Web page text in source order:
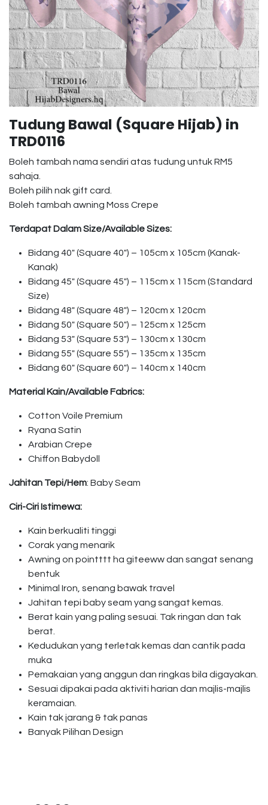
Tudung Bawal (Square Hijab) in
TRD0116
Boleh tambah nama sendiri atas tudung untuk RM5
sahaja.
Boleh pilih nak gift card.
Boleh tambah awning Moss Crepe
Terdapat Dalam Size/Available Sizes:
Bidang 40″ (Square 40″) – 105cm x 105cm (Kanak-
Kanak)
Bidang 45″ (Square 45″) – 115cm x 115cm (Standard
Size)
Bidang 48″ (Square 48″) – 120cm x 120cm
Bidang 50″ (Square 50″) – 125cm x 125cm
Bidang 53″ (Square 53″) – 130cm x 130cm
Bidang 55″ (Square 55″) – 135cm x 135cm
Bidang 60″ (Square 60″) – 140cm x 140cm
Material Kain/Available Fabrics:
Cotton Voile Premium
Ryana Satin
Arabian Crepe
Chiffon Babydoll
Jahitan Tepi/Hem: Baby Seam
Ciri-Ciri Istimewa:
Kain berkualiti tinggi
Corak yang menarik
Awning on pointttt ha giteeww dan sangat senang
bentuk
Minimal Iron, senang bawak travel
Jahitan tepi baby seam yang sangat kemas.
Berat kain yang paling sesuai. Tak ringan dan tak
berat.
Kedudukan yang terletak kemas dan cantik pada
muka
Pemakaian yang anggun dan ringkas bila digayakan.
Sesuai dipakai pada aktiviti harian dan majlis-majlis
keramaian.
Kain tak jarang & tak panas
Banyak Pilihan Design